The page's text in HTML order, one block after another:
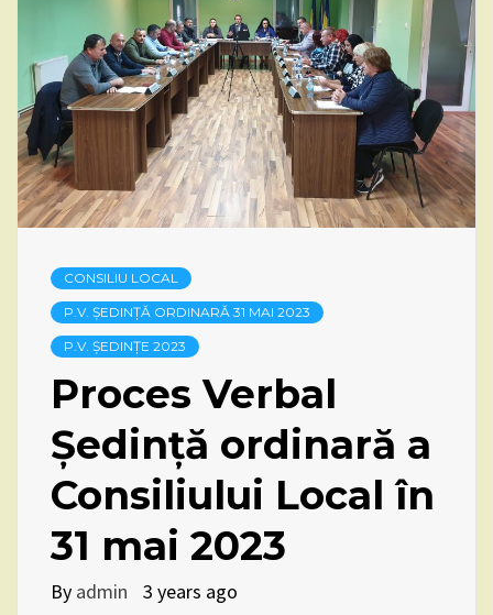
CONSILIU LOCAL
P.V. ȘEDINȚĂ ORDINARĂ 31 MAI 2023
P.V. ȘEDINȚE 2023
Proces Verbal
Ședință ordinară a
Consiliului Local în
31 mai 2023
By admin 3 years ago